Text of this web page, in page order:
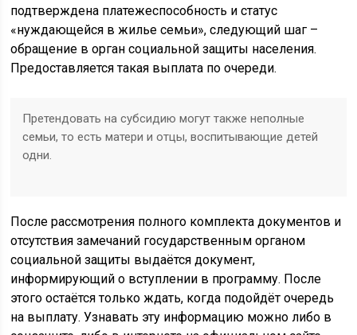
подтверждена платежеспособность и статус
«нуждающейся в жилье семьи», следующий шаг –
обращение в орган социальной защиты населения.
Предоставляется такая выплата по очереди.
Претендовать на субсидию могут также неполные
семьи, то есть матери и отцы, воспитывающие детей
одни.
После рассмотрения полного комплекта документов и
отсутствия замечаний государственным органом
социальной защиты выдаётся документ,
информирующий о вступлении в программу. После
этого остаётся только ждать, когда подойдёт очередь
на выплату. Узнавать эту информацию можно либо в